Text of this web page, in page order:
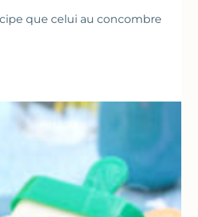
que celui au concombre